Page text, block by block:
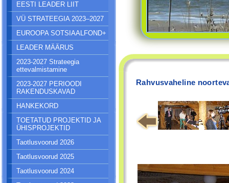
EESTI LEADER LIIT
VÜ STRATEEGIA 2023–2027
EUROOPA SOTSIAALFOND+
LEADER MÄÄRUS
2023-2027 Strateegia
ettevalmistamine
2023-2027 PERIOODI
RAKENDUSKAVAD
HANKEKORD
TOETATUD PROJEKTID JA
ÜHISPROJEKTID
Taotlusvoorud 2026
Taotlusvoorud 2025
Taotlusvoorud 2024
Rahvusvaheline